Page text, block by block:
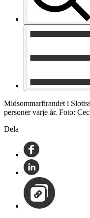
Midsommarfirandet i
personer varje år. Foto:
Dela